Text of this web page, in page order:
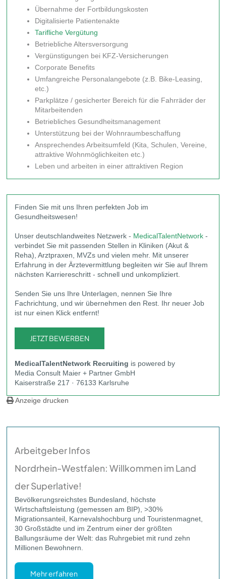
Übernahme der Fortbildungskosten
Digitalisierte Patientenakte
Tarifliche Vergütung
Betriebliche Altersversorgung
Vergünstigungen bei KFZ-Versicherungen
Corporate Benefits
Umfangreiche Personalangebote (z.B. Bike-Leasing,
etc.)
Parkplätze / gesicherter Bereich für die Fahrräder der
Mitarbeitenden
Betriebliches Gesundheitsmanagement
Unterstützung bei der Wohnraumbeschaffung
Ansprechendes Arbeitsumfeld (Kita, Schulen, Vereine,
attraktive Wohnmöglichkeiten etc.)
Leben und arbeiten in einer attraktiven Region
Finden Sie mit uns Ihren perfekten Job im
Gesundheitswesen!
Unser deutschlandweites Netzwerk - MedicalTalentNetwork -
verbindet Sie mit passenden Stellen in Kliniken (Akut &
Reha), Arztpraxen, MVZs und vielen mehr. Mit unserer
Erfahrung in der Ärztevermittlung begleiten wir Sie auf Ihrem
nächsten Karriereschritt - schnell und unkompliziert.
Senden Sie uns Ihre Unterlagen, nennen Sie Ihre
Fachrichtung, und wir übernehmen den Rest. Ihr neuer Job
ist nur einen Klick entfernt!
JETZT BEWERBEN
MedicalTalentNetwork Recruiting is powered by
Media Consult Maier + Partner GmbH
Kaiserstraße 217 · 76133 Karlsruhe
Anzeige drucken
Arbeitgeber Infos
Nordrhein-Westfalen: Willkommen im Land
der Superlative!
Bevölkerungsreichstes Bundesland, höchste
Wirtschaftsleistung (gemessen am BIP), >30%
Migrationsanteil, Karnevalshochburg und Touristenmagnet,
30 Großstädte und im Zentrum einer der größten
Ballungsräume der Welt: das Ruhrgebiet mit rund zehn
Millionen Bewohnern.
Mehr erfahren